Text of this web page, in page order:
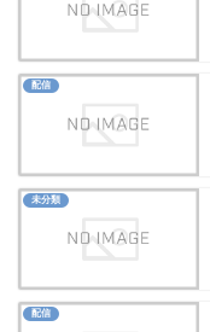
配信
未分類
配信